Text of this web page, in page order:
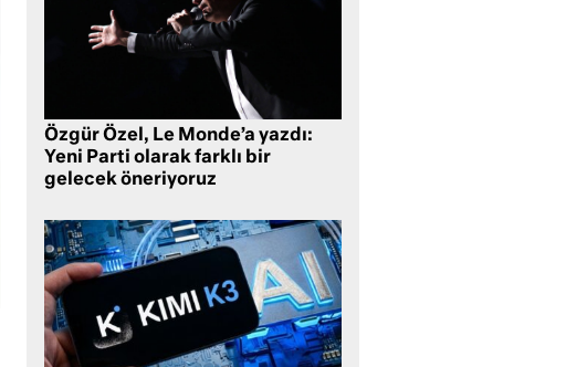
Özgür Özel, Le Monde’a yazdı:
Yeni Parti olarak farklı bir
gelecek öneriyoruz